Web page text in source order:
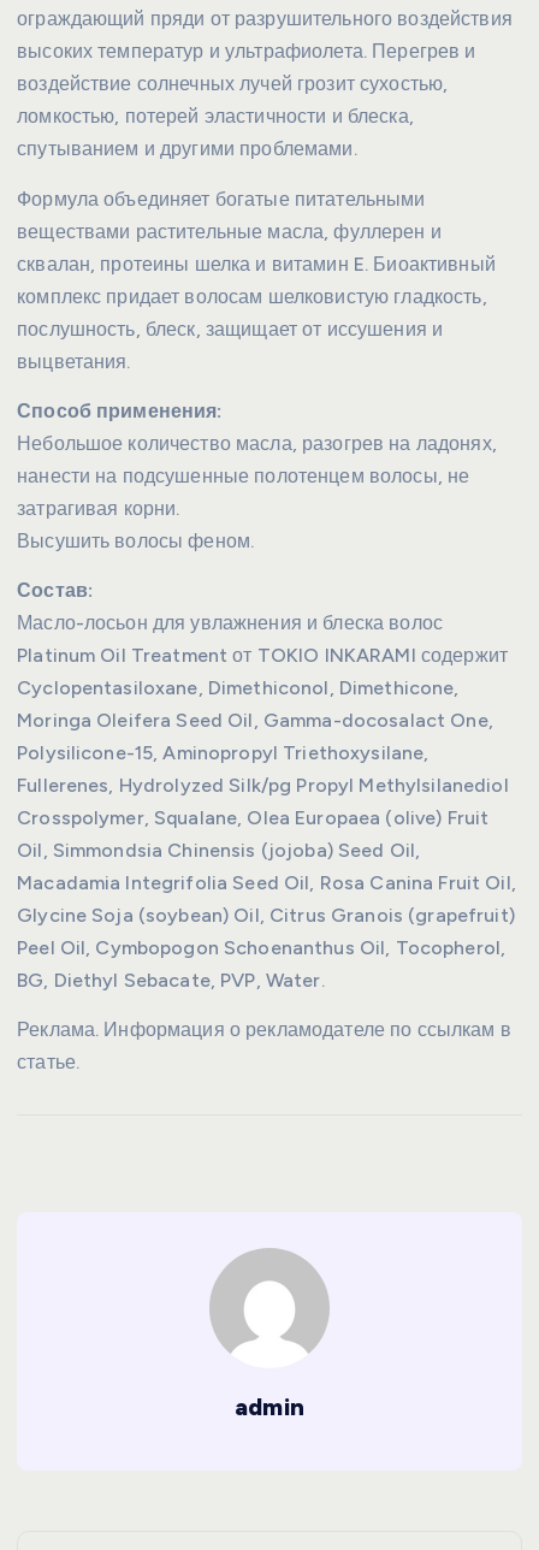
ограждающий пряди от разрушительного воздействия
высоких температур и ультрафиолета. Перегрев и
воздействие солнечных лучей грозит сухостью,
ломкостью, потерей эластичности и блеска,
спутыванием и другими проблемами.
Формула объединяет богатые питательными
веществами растительные масла, фуллерен и
сквалан, протеины шелка и витамин E. Биоактивный
комплекс придает волосам шелковистую гладкость,
послушность, блеск, защищает от иссушения и
выцветания.
Способ применения:
Небольшое количество масла, разогрев на ладонях,
нанести на подсушенные полотенцем волосы, не
затрагивая корни.
Высушить волосы феном.
Состав:
Масло-лосьон для увлажнения и блеска волос
Platinum Oil Treatment от TOKIO INKARAMI содержит
Cyclopentasiloxane, Dimethiconol, Dimethicone,
Moringa Oleifera Seed Oil, Gamma-docosalact One,
Polysilicone-15, Aminopropyl Triethoxysilane,
Fullerenes, Hydrolyzed Silk/pg Propyl Methylsilanediol
Crosspolymer, Squalane, Olea Europaea (olive) Fruit
Oil, Simmondsia Chinensis (jojoba) Seed Oil,
Macadamia Integrifolia Seed Oil, Rosa Canina Fruit Oil,
Glycine Soja (soybean) Oil, Citrus Granois (grapefruit)
Peel Oil, Cymbopogon Schoenanthus Oil, Tocopherol,
BG, Diethyl Sebacate, PVP, Water.
Реклама. Информация о рекламодателе по ссылкам в
статье.
admin